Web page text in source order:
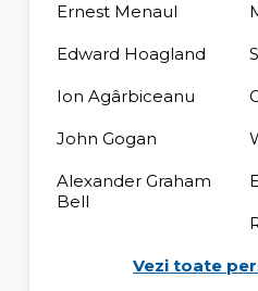
Ernest Menaul
Edward Hoagland
Ion Agârbiceanu
John Gogan
Alexander Graham
Bell
Vezi toate